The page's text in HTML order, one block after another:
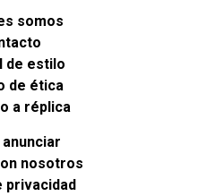
somos
de estilo
de ética
a réplica
nosotros
privacidad